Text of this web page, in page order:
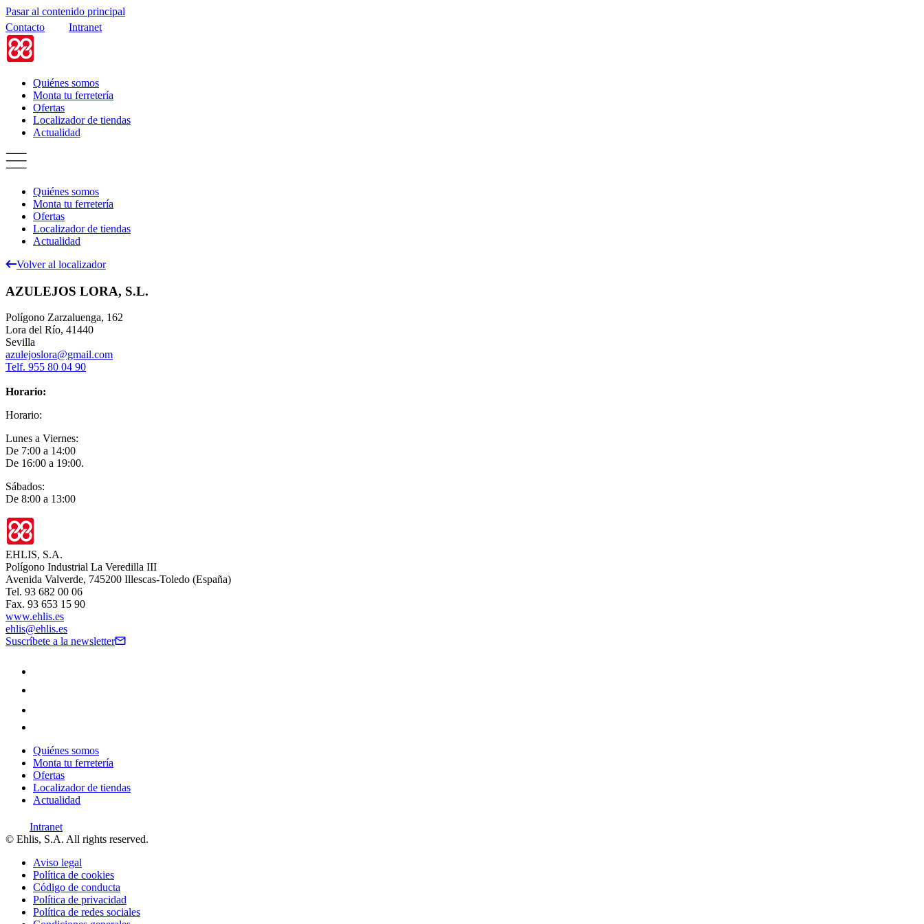
Pasar al contenido principal
Contacto
Intranet
Quiénes somos
Monta tu ferretería
Ofertas
Localizador de tiendas
Actualidad
Quiénes somos
Monta tu ferretería
Ofertas
Localizador de tiendas
Actualidad
Volver al localizador
AZULEJOS LORA, S.L.
Polígono Zarzaluenga, 162
Lora del Río, 41440
Sevilla
azulejoslora@gmail.com
Telf. 955 80 04 90
Horario:
Horario:
Lunes a Viernes:
De 7:00 a 14:00
De 16:00 a 19:00.
Sábados:
De 8:00 a 13:00
EHLIS, S.A.
Polígono Industrial La Veredilla III
Avenida Valverde, 745200 Illescas-Toledo (España)
Tel. 93 682 00 06
Fax. 93 653 15 90
www.ehlis.es
ehlis@ehlis.es
Suscríbete a la newsletter
Quiénes somos
Monta tu ferretería
Ofertas
Localizador de tiendas
Actualidad
Intranet
© Ehlis, S.A. All rights reserved.
Aviso legal
Política de cookies
Código de conducta
Política de privacidad
Política de redes sociales